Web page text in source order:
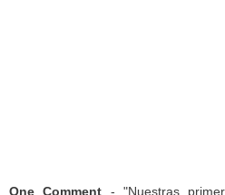
One Comment - "Nuestras